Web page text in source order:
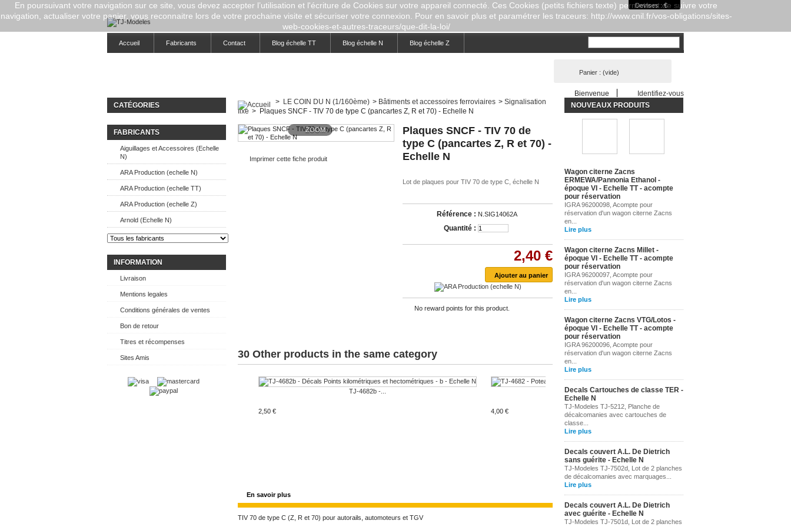
Devises : €
Accueil Fabricants Contact Blog échelle TT Blog échelle N Blog échelle Z
Panier : (vide)
Bienvenue
Identifiez-vous
CATÉGORIES
FABRICANTS
Aiguillages et Accessoires (Echelle
N)
ARA Production (echelle N)
ARA Production (echelle TT)
ARA Production (echelle Z)
Arnold (Echelle N)
INFORMATION
Livraison
Mentions legales
Conditions générales de ventes
Bon de retour
Titres et récompenses
Sites Amis
> LE COIN DU N (1/160ème) > Bâtiments et accessoires ferroviaires > Signalisation
fixe > Plaques SNCF - TIV 70 de type C (pancartes Z, R et 70) - Echelle N
ZOOM
Imprimer cette fiche produit
Plaques SNCF - TIV 70 de
type C (pancartes Z, R et 70) -
Echelle N
Lot de plaques pour TIV 70 de type C, échelle N
Référence : N.SIG14062A
Quantité :
2,40 €
No reward points for this product.
30 Other products in the same category
TJ-4682b -...
2,50 €
TJ-4682 -...
4,00 €
En savoir plus
TIV 70 de type C (Z, R et 70) pour autorails, automoteurs et TGV
NOUVEAUX PRODUITS
Wagon citerne Zacns
ERMEWA/Pannonia Ethanol -
époque VI - Echelle TT - acompte
pour réservation
IGRA 96200098, Acompte pour
réservation d'un wagon citerne Zacns
en...
Lire plus
Wagon citerne Zacns Millet -
époque VI - Echelle TT - acompte
pour réservation
IGRA 96200097, Acompte pour
réservation d'un wagon citerne Zacns
en...
Lire plus
Wagon citerne Zacns VTG/Lotos -
époque VI - Echelle TT - acompte
pour réservation
IGRA 96200096, Acompte pour
réservation d'un wagon citerne Zacns
en...
Lire plus
Decals Cartouches de classe TER -
Echelle N
TJ-Modeles TJ-5212, Planche de
décalcomanies avec cartouches de
classe...
Lire plus
Decals couvert A.L. De Dietrich
sans guérite - Echelle N
TJ-Modeles TJ-7502d, Lot de 2 planches
de décalcomanies avec marquages...
Lire plus
Decals couvert A.L. De Dietrich
avec guérite - Echelle N
TJ-Modeles TJ-7501d, Lot de 2 planches
En poursuivant votre navigation sur ce site, vous devez accepter l’utilisation et l'écriture de Cookies sur votre appareil connecté. Ces Cookies (petits fichiers texte) permettent de suivre votre
navigation, actualiser votre panier, vous reconnaitre lors de votre prochaine visite et sécuriser votre connexion. Pour en savoir plus et paramétrer les traceurs: http://www.cnil.fr/vos-obligations/sites-
web-cookies-et-autres-traceurs/que-dit-la-loi/